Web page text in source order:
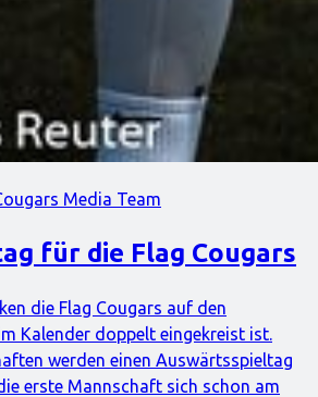
Media Team
für die Flag Cougars
die Flag Cougars auf den
Kalender doppelt eingekreist ist.
werden einen Auswärtsspieltag
erste Mannschaft sich schon am